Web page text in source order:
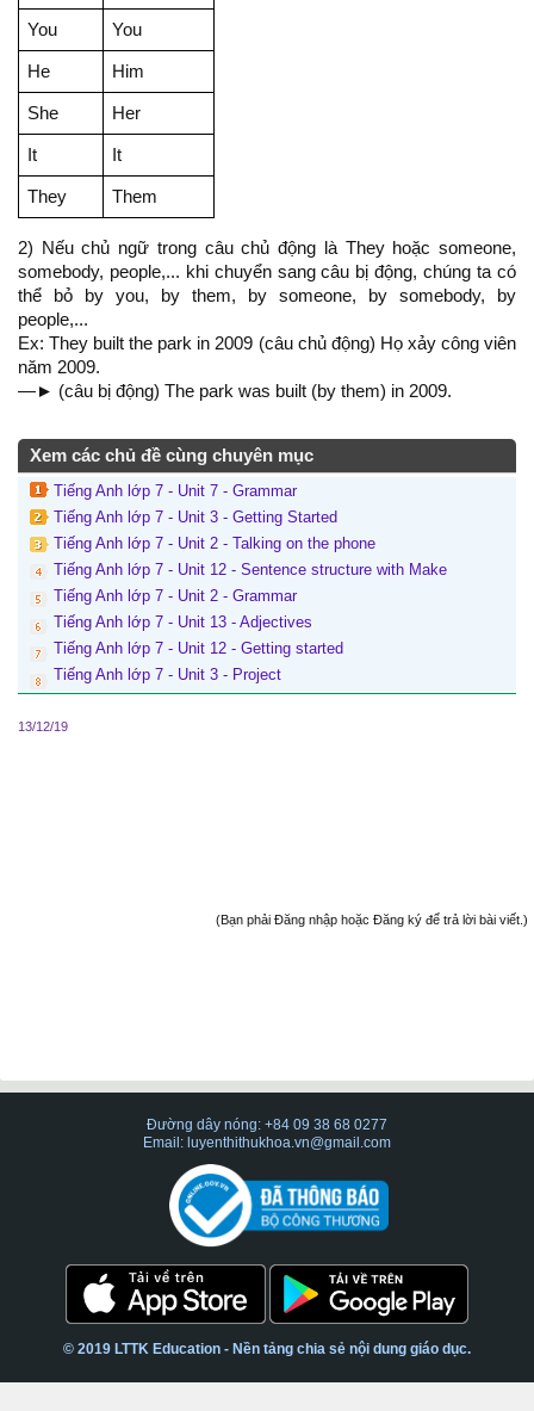
You You
He Him
She Her
It It
They Them
2) Nếu chủ ngữ trong câu chủ động là They hoặc someone,
somebody, people,... khi chuyển sang câu bị động, chúng ta có
thể bỏ by you, by them, by someone, by somebody, by
people,...
Ex: They built the park in 2009 (câu chủ động) Họ xảy công viên
năm 2009.
—► (câu bị động) The park was built (by them) in 2009.
Xem các chủ đề cùng chuyên mục
Tiếng Anh lớp 7 - Unit 7 - Grammar
Tiếng Anh lớp 7 - Unit 3 - Getting Started
Tiếng Anh lớp 7 - Unit 2 - Talking on the phone
Tiếng Anh lớp 7 - Unit 12 - Sentence structure with Make
Tiếng Anh lớp 7 - Unit 2 - Grammar
Tiếng Anh lớp 7 - Unit 13 - Adjectives
Tiếng Anh lớp 7 - Unit 12 - Getting started
Tiếng Anh lớp 7 - Unit 3 - Project
13/12/19
(Bạn phải Đăng nhập hoặc Đăng ký để trả lời bài viết.)
Đường dây nóng: +84 09 38 68 0277
Email: luyenthithukhoa.vn@gmail.com
© 2019 LTTK Education - Nền tảng chia sẻ nội dung giáo dục.